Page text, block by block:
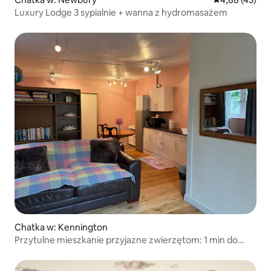
Luxury Lodge 3 sypialnie + wanna z hydromasażem
Chatka w: Kennington
Przytulne mieszkanie przyjazne zwierzętom: 1 min do